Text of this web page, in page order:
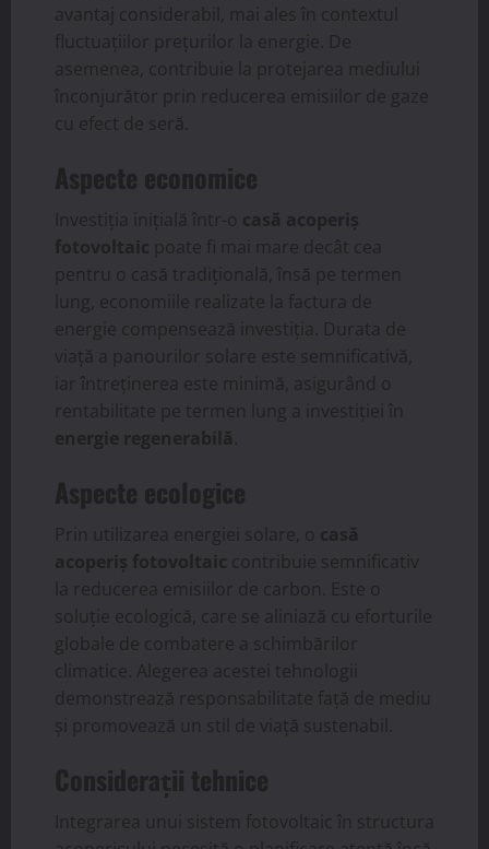
avantaj considerabil, mai ales în contextul
fluctuațiilor prețurilor la energie. De
asemenea, contribuie la protejarea mediului
înconjurător prin reducerea emisiilor de gaze
cu efect de seră.
Aspecte economice
Investiția inițială într-o casă acoperiș
fotovoltaic poate fi mai mare decât cea
pentru o casă tradițională, însă pe termen
lung, economiile realizate la factura de
energie compensează investiția. Durata de
viață a panourilor solare este semnificativă,
iar întreținerea este minimă, asigurând o
rentabilitate pe termen lung a investiției în
energie regenerabilă
Aspecte ecologice
Prin utilizarea energiei solare, o casă
acoperiș fotovoltaic contribuie semnificativ
la reducerea emisiilor de carbon. Este o
soluție ecologică, care se aliniază cu eforturile
globale de combatere a schimbărilor
climatice. Alegerea acestei tehnologii
demonstrează responsabilitate față de mediu
și promovează un stil de viață sustenabil.
Considerații tehnice
Integrarea unui sistem fotovoltaic în structura